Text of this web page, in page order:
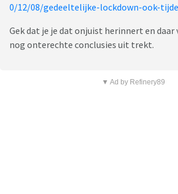
0/12/08/gedeeltelijke-lockdown-ook-
Gek dat je je dat onjuist herinnert en daar
nog onterechte conclusies uit trekt.
▼ Ad by Refinery89